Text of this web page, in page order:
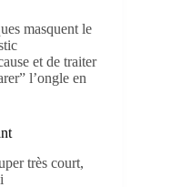
masquent le
et de traiter
l’ongle en
très court,